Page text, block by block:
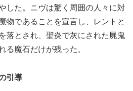
した。ニヴは驚く周囲の人々に対
物であることを宣言し、レントと
落とされ、聖炎で灰にされた屍鬼
る魔石だけが残った。
引導